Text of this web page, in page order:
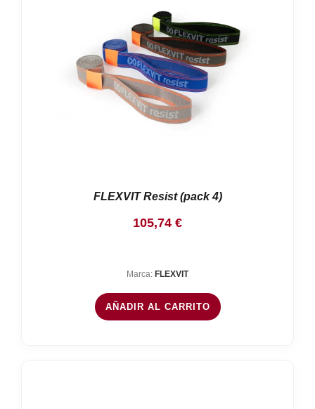
FLEXVIT Resist (pack 4)
105,74 €
Marca: FLEXVIT
AÑADIR AL CARRITO